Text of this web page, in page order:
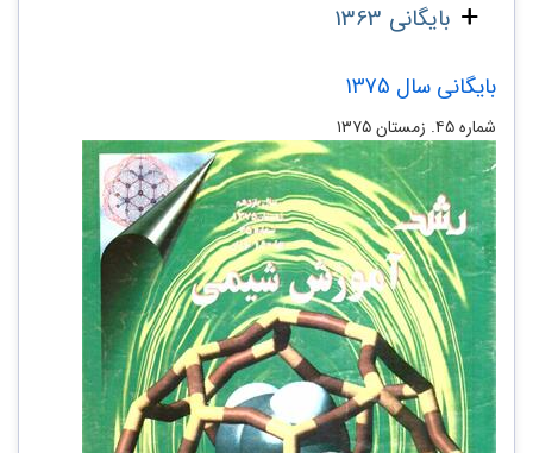
بایگانی 1363
بایگانی سال 1375
شماره ۴۵. زمستان ۱۳۷۵